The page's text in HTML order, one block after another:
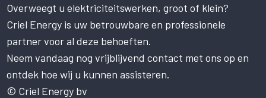
Overweegt u elektriciteitswerken, groot of klein?
Criel Energy is uw betrouwbare en professionele
partner voor al deze behoeften.
Neem vandaag nog vrijblijvend contact met ons op en
ontdek hoe wij u kunnen assisteren.
© Criel Energy bv
gebruikerservaring te verbeteren. Door
onze website te gebruiken, stemt u in met
alle cookies in overeenstemming met ons
Cookiebeleid.Lees verder
STRIKT NOODZAKELIJK
PRESTATIE